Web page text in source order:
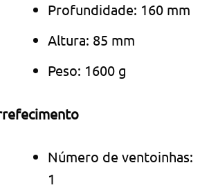
Profundidade: 160 mm
Altura: 85 mm
Peso: 1600 g
Número de ventoinhas:
1